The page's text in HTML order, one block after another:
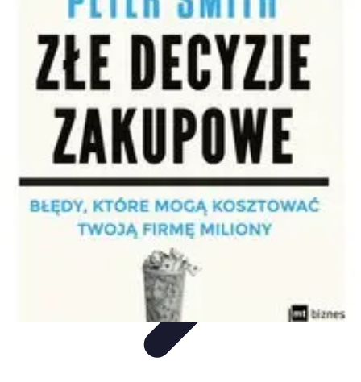
Zakupy Na Topie
nowości
Zakupy Na Topie